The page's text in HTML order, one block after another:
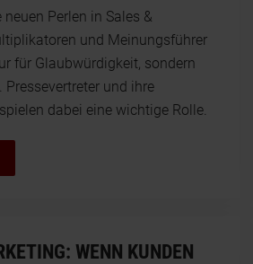
Perlen in Sales &
und Meinungsführer
für Glaubwürdigkeit, sondern
und ihre
dabei eine wichtige Rolle.
WENN KUNDEN